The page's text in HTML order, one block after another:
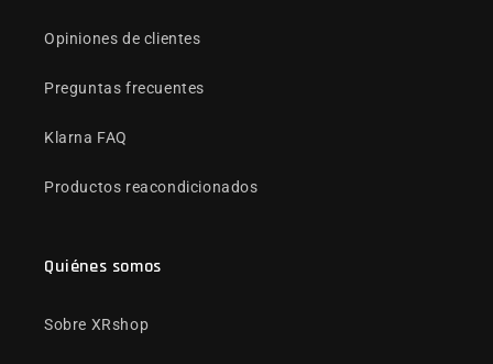
Opiniones de clientes
Preguntas frecuentes
Klarna FAQ
Productos reacondicionados
Quiénes somos
Sobre XRshop